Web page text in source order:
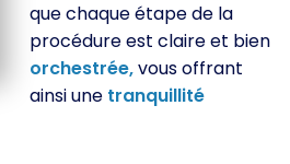
que chaque étape de la
procédure est claire et bien
orchestrée,vous offrant
ainsi une tranquillité